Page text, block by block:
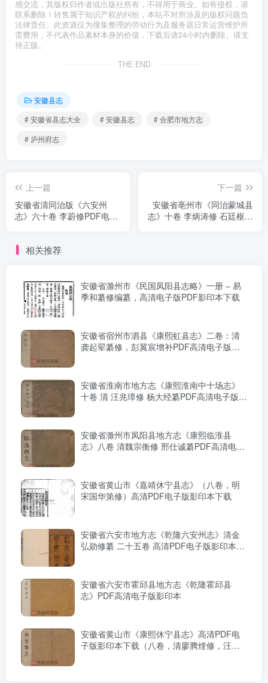
感交流，其版权归作者或出版社所有，不得用于商业。如有侵权，请
联系删除！转售属于知识产权的纠纷，本站不对所涉及的版权问题负
法律责任。此资源仅为搜集整理的劳动行为及服务器日常运营维护所
需费用，不代表作品素材本身的价值，下载后请24小时内删除。请支
持正版。
THE END
安徽县志
# 安徽省县志大全
# 安徽县志
# 合肥市地方志
# 庐州府志
上一篇
安徽省清同治版《六安州
志》六十卷 李蔚修PDF电子
下一篇
安徽省亳州市《同治蒙城县
志》十卷 李炳涛修 石廷枢纂
相关推荐
安徽省滁州市《民国凤阳县志略》一册 – 易
季和纂修编纂，高清电子版PDF影印本下载
安徽省宿州市泗县《康熙虹县志》二卷：清
龚起翚纂修，彭翼宸增补PDF高清电子版影
安徽省淮南市地方志《康熙淮南中十场志》
十卷 清 汪兆璋修 杨大经纂PDF高清电子版下
安徽省滁州市凤阳县地方志《康熙临淮县
志》八卷 清魏宗衡修 邢仕诚纂PDF高清电子
安徽省黄山市《嘉靖休宁县志》（八卷，明
宋国华第修）高清PDF电子版影印本下载
安徽省六安市地方志《乾隆六安州志》清金
弘勋修纂 二十五卷 高清PDF电子版影印本下
安徽省六安市霍邱县地方志《乾隆霍邱县
志》PDF高清电子版影印本
安徽省黄山市《康熙休宁县志》高清PDF电
子版影印本下载（八卷，清廖腾煃修，汪晋